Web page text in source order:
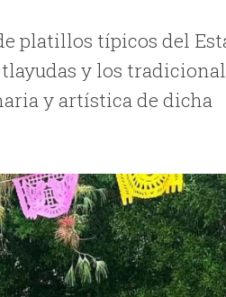
platillos típicos del
y los
y artística de dicha